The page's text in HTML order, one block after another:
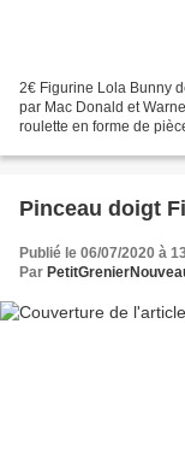
2€ Figurine Lola Bunny
par Mac Donald et
roulette en forme de
Pinceau doigt
Publié le 06/07/2020 à
Par